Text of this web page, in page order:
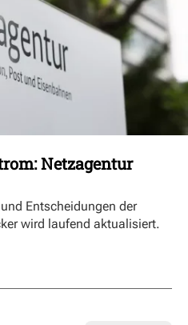
Netzagentur
Entscheidungen der
wird laufend aktualisiert.